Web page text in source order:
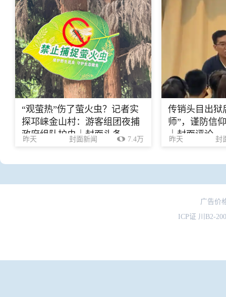
“观萤热”伤了萤火虫？记者实
探邛崃金山村：游客组团夜捕
政府组队护虫｜封面头条
昨天 封面新闻 7.4万
传销头目出狱
师”，谨防信
｜封面评论
昨天 封
广告价
ICP证 川B2-